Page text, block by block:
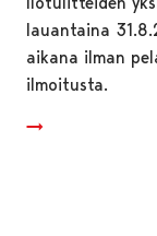
lauantaina
aikana ilman
ilmoitusta.